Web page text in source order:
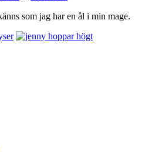
som jag har en ål i min mage.